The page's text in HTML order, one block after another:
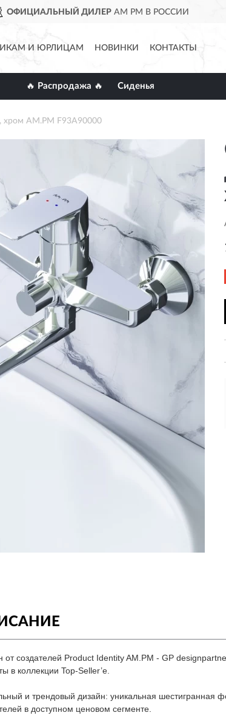
ОФИЦИАЛЬНЫЙ ДИЛЕР AM PM В РОССИИ
И ЮРЛИЦАМ НОВИНКИ КОНТАКТЫ
🔥 Распродажа 🔥 Сиденья
хром AM.PM F93A90000
от создателей Product Identity AM.PM - GP
в коллекции Top-Seller’е.
и трендовый дизайн: уникальная шестигранная
в доступном ценовом сегменте.